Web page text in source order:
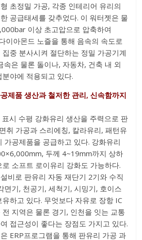
초정밀 가공, 각종 인테리어 유리의
공급태세를 갖추었다. 이 워터젯은 물
이상 초고압으로 압축하여
이아몬드 노즐을 통해 음속의 속도로
중 분사시켜 절단하는 정밀 가공기계
속은 물론 돌이나, 자동차, 건축 내 외
야에 적용되고 있다.
제품 생산과 철저한 관리, 신속함까지
시 수평 강화유리 생산을 주력으로 판
취 가공과 스리에칭, 칼라유리, 패턴유
가공제품을 공급하고 있다. 강화유리
두께 4~19mm까지 상하
소프트 로이유리 강화도 가능하다.
비로 판유리 자동 재단기 2기와 수직
면기, 천공기, 세척기, 시밍기, 호이스
하고 있다. 무엇보다 자유로 장항 IC
지역은 물론 경기, 인천을 잇는 교통
접근성이 좋다는 장점도 가지고 있다.
ERP프로그램을 통해 판유리 가공 과